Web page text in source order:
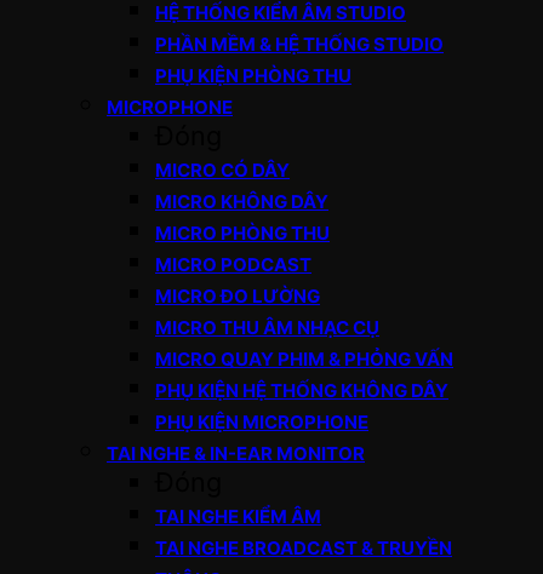
HỆ THỐNG KIỂM ÂM STUDIO
PHẦN MỀM & HỆ THỐNG STUDIO
PHỤ KIỆN PHÒNG THU
MICROPHONE
MICRO CÓ DÂY
MICRO KHÔNG DÂY
MICRO PHÒNG THU
MICRO PODCAST
MICRO ĐO LƯỜNG
MICRO THU ÂM NHẠC CỤ
MICRO QUAY PHIM & PHỎNG VẤN
PHỤ KIỆN HỆ THỐNG KHÔNG DÂY
PHỤ KIỆN MICROPHONE
TAI NGHE & IN-EAR MONITOR
TAI NGHE KIỂM ÂM
TAI NGHE BROADCAST & TRUYỀN